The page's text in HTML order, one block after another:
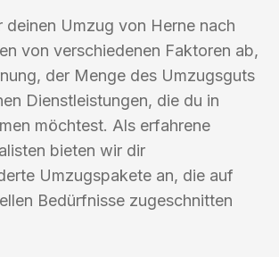
deinen Umzug von Herne nach
von verschiedenen Faktoren ab,
der Menge des Umzugsguts
Dienstleistungen, die du in
möchtest. Als erfahrene
bieten wir dir
Umzugspakete an, die auf
Bedürfnisse zugeschnitten